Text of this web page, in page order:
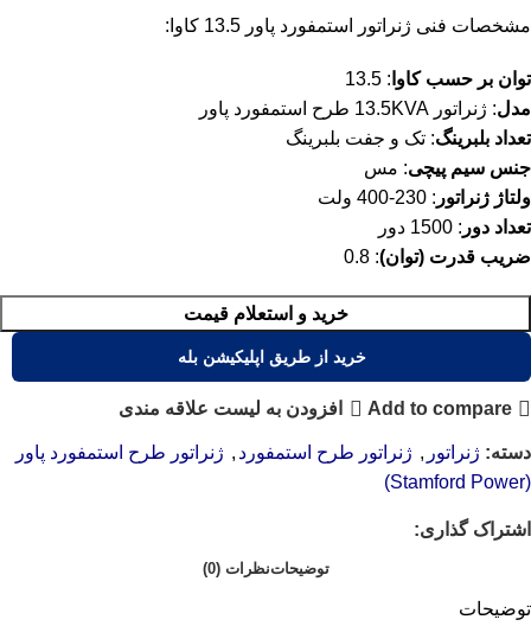
مشخصات فنی ژنراتور استمفورد پاور 13.5 کاوا:
توان بر حسب کاوا : 13.5
مدل: ژنراتور 13.5KVA طرح استمفورد پاور
تعداد بلبرینگ: تک و جفت بلبرینگ
جنس سیم پیچی: مس
ولتاژ ژنراتور : 230-400 ولت
تعداد دور : 1500 دور
ضریب قدرت (توان): 0.8
خرید و استعلام قیمت
خرید از طریق اپلیکیشن بله
Add to compare افزودن به لیست علاقه مندی
دسته: ژنراتور , ژنراتور طرح استمفورد , ژنراتور طرح استمفورد پاور
(Stamford Power)
اشتراک گذاری:
توضیحاتنظرات (0)
توضیحات